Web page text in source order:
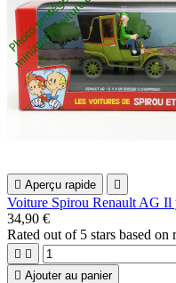
 Aperçu rapide 
Voiture Spirou Renault AG Il
34,90 €
Rated out of 5 stars based on
 
 Ajouter au panier